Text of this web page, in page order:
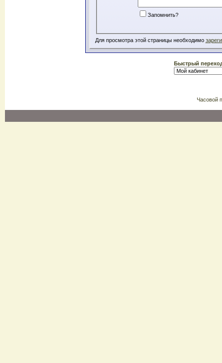
Запомнить?
Для просмотра этой страницы необходимо
Быстрый
Часовой